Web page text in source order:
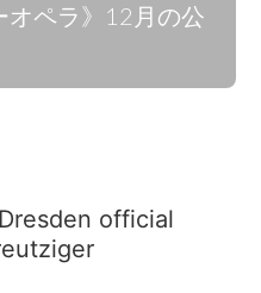
オペラ》12月の公
official